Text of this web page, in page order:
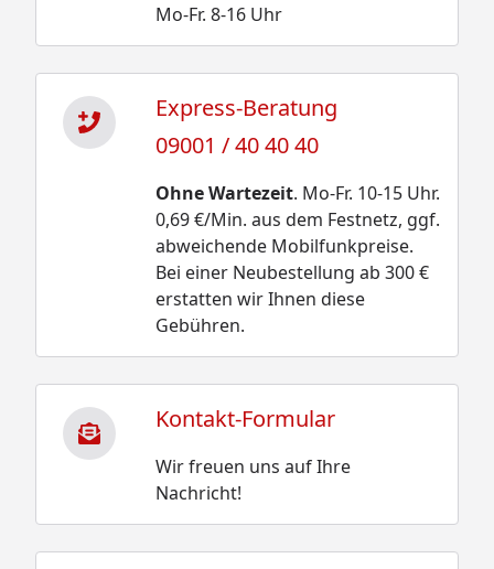
Mo-Fr. 8-16 Uhr
Express-Beratung
09001 / 40 40 40
Ohne Wartezeit. Mo-Fr. 10-15 Uhr.
0,69 €/Min. aus dem Festnetz, ggf.
abweichende Mobilfunkpreise.
Bei einer Neubestellung ab 300 €
erstatten wir Ihnen diese
Gebühren.
Kontakt-Formular
Wir freuen uns auf Ihre
Nachricht!